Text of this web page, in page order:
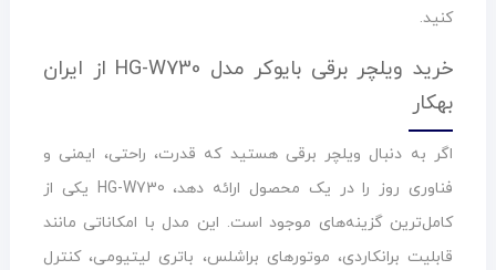
کنید.
خرید ویلچر برقی بایوکر مدل HG-W730 از ایران
بهکار
اگر به دنبال ویلچر برقی هستید که قدرت، راحتی، ایمنی و
فناوری روز را در یک محصول ارائه دهد، HG-W730 یکی از
کامل‌ترین گزینه‌های موجود است. این مدل با امکاناتی مانند
قابلیت برانکاردی، موتورهای براشلس، باتری لیتیومی، کنترل